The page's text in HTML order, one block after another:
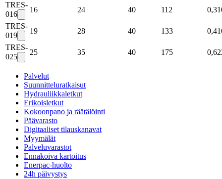
TRES-
016
16 24 40 112
TRES-
019
19 28 40 133
TRES-
025
25 35 40 175
Palvelut
Suunnitteluratkaisut
Hydrauliikkaletkut
Erikoisletkut
Kokoonpano ja räätälöinti
Päävarasto
Digitaaliset tilauskanavat
Myymälät
Palveluvarastot
Ennakoiva kartoitus
Enerpac-huolto
24h päivystys